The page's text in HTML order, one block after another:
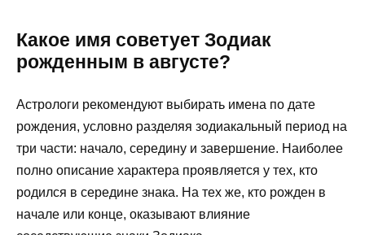
Какое имя советует Зодиак
рожденным в августе?
Астрологи рекомендуют выбирать имена по дате
рождения, условно разделяя зодиакальный период на
три части: начало, середину и завершение. Наиболее
полно описание характера проявляется у тех, кто
родился в середине знака. На тех же, кто рожден в
начале или конце, оказывают влияние